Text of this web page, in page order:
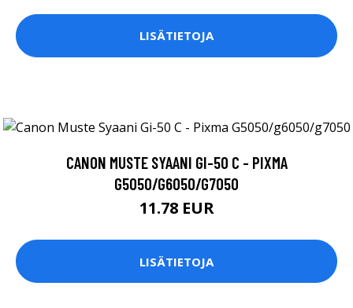
LISÄTIETOJA
CANON MUSTE SYAANI GI-50 C - PIXMA
G5050/G6050/G7050
11.78 EUR
LISÄTIETOJA